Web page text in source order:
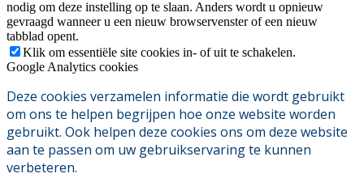
nodig om deze instelling op te slaan. Anders wordt u opnieuw
gevraagd wanneer u een nieuw browservenster of een nieuw
tabblad opent.
Klik om essentiële site cookies in- of uit te schakelen.
Google Analytics cookies
Deze cookies verzamelen informatie die wordt gebruikt
om ons te helpen begrijpen hoe onze website worden
gebruikt. Ook helpen deze cookies ons om deze website
aan te passen om uw gebruikservaring te kunnen
verbeteren.